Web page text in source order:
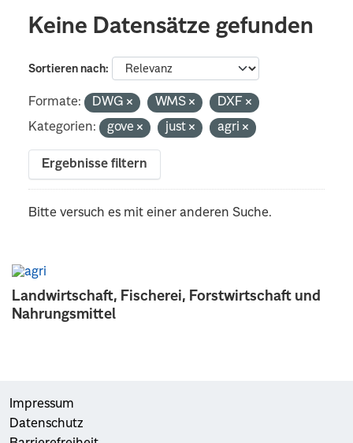
Landwirtschaft, Fischerei, Forstwirtschaft und
Nahrungsmittel
Keine Datensätze gefunden
Sortieren nach
Formate: DWG WMS
DXF
Kategorien:
gove just agri
Ergebnisse filtern
Bitte versuch es mit einer anderen Suche.
Impressum
Datenschutz